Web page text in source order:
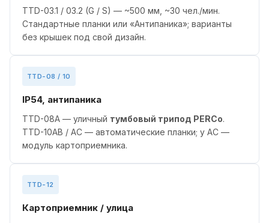
TTD-03.1 / 03.2 (G / S) — ~500 мм, ~30 чел./мин.
Стандартные планки или «Антипаника»; варианты
без крышек под свой дизайн.
TTD-08 / 10
IP54, антипаника
TTD-08A — уличный тумбовый трипод PERCo.
TTD-10AB / AC — автоматические планки; у AC —
модуль картоприемника.
TTD-12
Картоприемник / улица